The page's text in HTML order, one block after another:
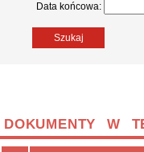
Data końcowa:
Szukaj
DOKUMENTY W